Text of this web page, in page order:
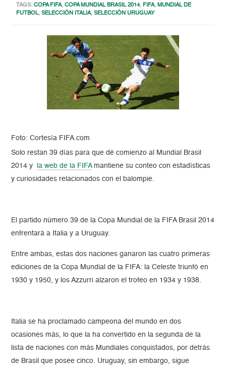
TAGS:COPA FIFA,COPA MUNDIAL BRASIL 2014, FIFA,MUNDIAL DE
FUTBOL,SELECCIÓN ITALIA,SELECCIÓN URUGUAY
Foto: Cortesía FIFA.com
Solo restan 39 días para que dé comienzo al Mundial Brasil
2014 y
la web de la FIFAmantiene su conteo con estadísticas
y curiosidades relacionados con el balompie.
El partido número 39 de la Copa Mundial de la FIFA Brasil 2014
enfrentará a Italia y a Uruguay.
Entre ambas, estas dos naciones ganaron las cuatro primeras
ediciones de la Copa Mundial de la FIFA: la Celeste triunfó en
1930 y 1950, y los Azzurri alzaron el trofeo en 1934 y 1938.
Italia se ha proclamado campeona del mundo en dos
ocasiones más, lo que la ha convertido en la segunda de la
lista de naciones con más Mundiales conquistados, por detrás
de Brasil que posee cinco. Uruguay, sin embargo, sigue